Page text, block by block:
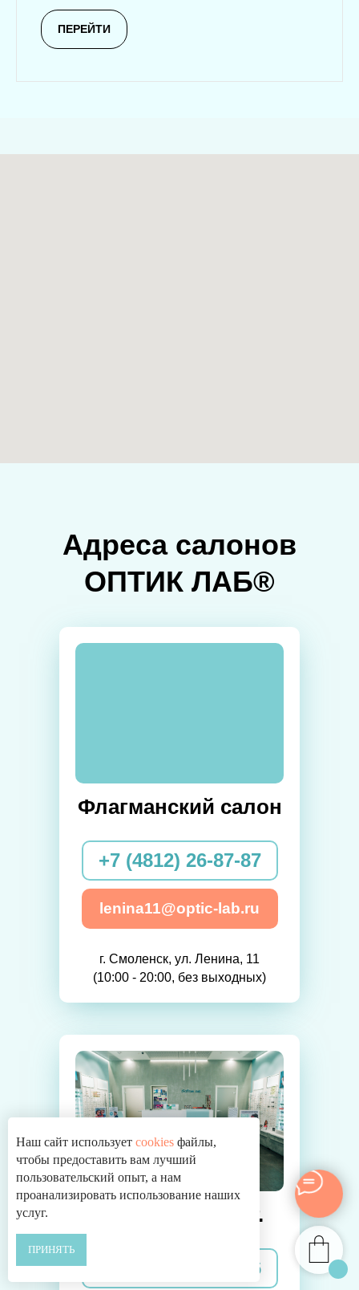
ПЕРЕЙТИ
Адреса салонов
ОПТИК ЛАБ®
г. Смоленск, ул. Ленина, 11
(10:00 - 20:00, без выходных)
Флагманский салон
+7 (4812) 26-87-87
lenina11@optic-lab.ru
+7 (996) 628-69-36
ТРЦ Галактика г.
Наш сайт использует cookies файлы,
чтобы предоставить вам лучший
пользовательский опыт, а нам
проанализировать использование наших
услуг.
ПРИНЯТЬ